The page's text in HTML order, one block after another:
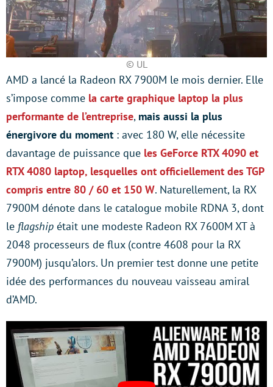
© UL
AMD a lancé la Radeon RX 7900M le mois dernier. Elle
s’impose comme la carte graphique laptop la plus
performante de l’entreprise, mais aussi la plus
énergivore du moment : avec 180 W, elle nécessite
davantage de puissance que les GeForce RTX 4090 et
RTX 4080 laptop, lesquelles ont officiellement des TGP
compris entre 80 / 60 et 150 W. Naturellement, la RX
7900M dénote dans le catalogue mobile RDNA 3, dont
le flagship était une modeste Radeon RX 7600M XT à
2048 processeurs de flux (contre 4608 pour la RX
7900M) jusqu’alors. Un premier test donne une petite
idée des performances du nouveau vaisseau amiral
d’AMD.